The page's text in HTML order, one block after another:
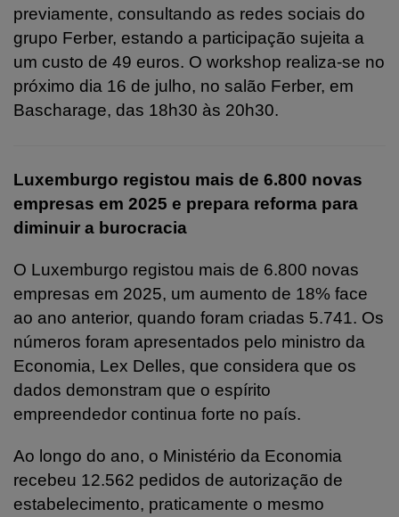
previamente, consultando as redes sociais do
grupo Ferber, estando a participação sujeita a
um custo de 49 euros. O workshop realiza-se no
próximo dia 16 de julho, no salão Ferber, em
Bascharage, das 18h30 às 20h30.
Luxemburgo registou mais de 6.800 novas
empresas em 2025 e prepara reforma para
diminuir a burocracia
O Luxemburgo registou mais de 6.800 novas
empresas em 2025, um aumento de 18% face
ao ano anterior, quando foram criadas 5.741. Os
números foram apresentados pelo ministro da
Economia, Lex Delles, que considera que os
dados demonstram que o espírito
empreendedor continua forte no país.
Ao longo do ano, o Ministério da Economia
recebeu 12.562 pedidos de autorização de
estabelecimento, praticamente o mesmo